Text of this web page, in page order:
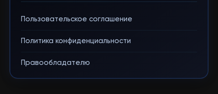
Пользовательское соглашение
Политика конфиденциальности
Правообладателю